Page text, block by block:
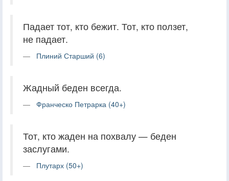
Падает тот, кто бежит. Тот, кто ползет,
не падает.
Плиний Старший (6)
Жадный беден всегда.
Франческо Петрарка (40+)
Тот, кто жаден на похвалу — беден
заслугами.
Плутарх (50+)